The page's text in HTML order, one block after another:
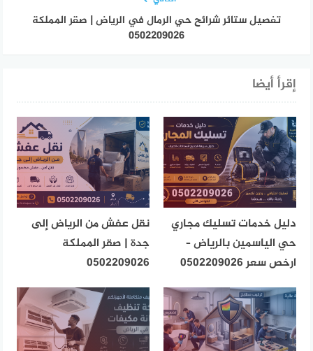
تفصيل ستائر شرائح حي الرمال في الرياض | صقر المملكة
0502209026
إقرأ أيضا
دليل خدمات تسليك مجاري
حي الياسمين بالرياض –
ارخص سعر 0502209026
نقل عفش من الرياض إلى
جدة | صقر المملكة
0502209026